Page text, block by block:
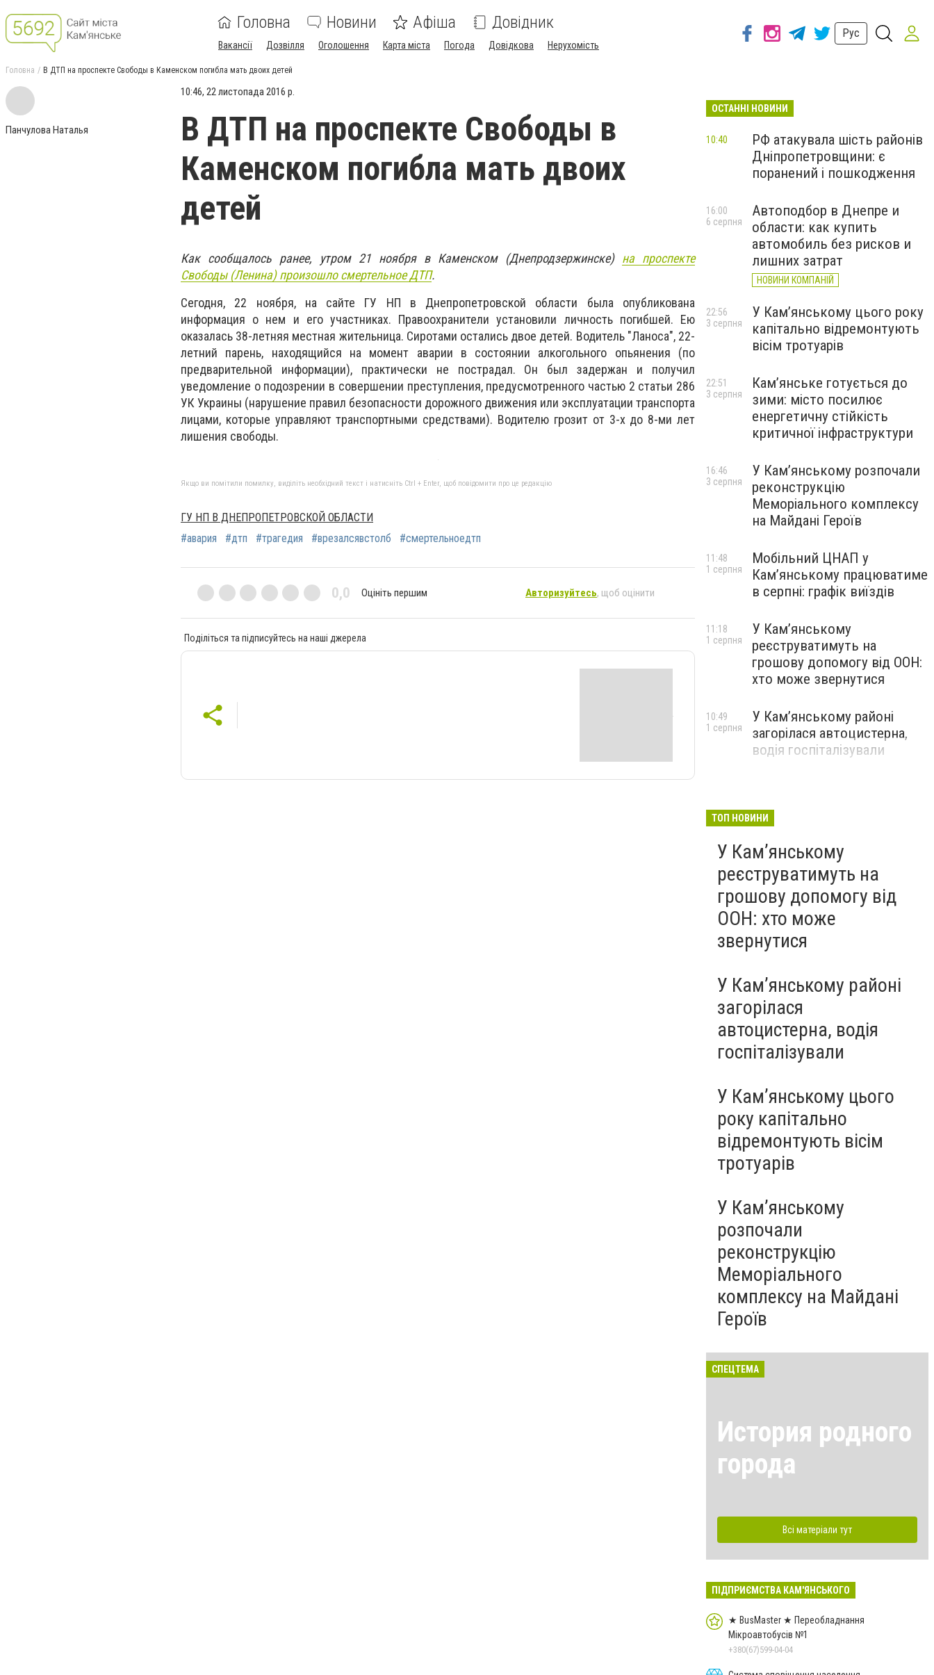
Головна Новини Афіша Довідник
Вакансії Дозвілля Оголошення Карта міста Погода Довідкова Нерухомість
Рус
Головна В ДТП на проспекте Свободы в Каменском погибла мать двоих детей
Панчулова Наталья
10:46, 22 листопада 2016 р.
В ДТП на проспекте Свободы в
Каменском погибла мать двоих
детей
Как сообщалось ранее, утром 21 ноября в Каменском (Днепродзержинске) на проспекте
Свободы (Ленина) произошло смертельное ДТП.
Сегодня, 22 ноября, на сайте ГУ НП в Днепропетровской области была опубликована
информация о нем и его участниках. Правоохранители установили личность погибшей. Ею
оказалась 38-летняя местная жительница. Сиротами остались двое детей. Водитель "Ланоса", 22-
летний парень, находящийся на момент аварии в состоянии алкогольного опьянения (по
предварительной информации), практически не пострадал. Он был задержан и получил
уведомление о подозрении в совершении преступления, предусмотренного частью 2 статьи 286
УК Украины (нарушение правил безопасности дорожного движения или эксплуатации транспорта
лицами, которые управляют транспортными средствами). Водителю грозит от 3-х до 8-ми лет
лишения свободы.
Якщо ви помітили помилку, виділіть необхідний текст і натисніть Ctrl + Enter, щоб повідомити про це редакцію
ГУ НП В ДНЕПРОПЕТРОВСКОЙ ОБЛАСТИ
#авария
#дтп #трагедия #врезалсявстолб #смертельноедтп
0,0 Оцініть першим Авторизуйтесь, щоб оцінити
Поділіться та підписуйтесь на наші джерела
ОСТАННІ НОВИНИ
РФ атакувала шість районів
Дніпропетровщини: є
поранений і пошкодження
10:40
Автоподбор в Днепре и
области: как купить
автомобиль без рисков и
лишних затрат
НОВИНИ КОМПАНІЙ
16:00
6 серпня
У Кам’янському цього року
капітально відремонтують
вісім тротуарів
22:56
3 серпня
Кам’янське готується до
зими: місто посилює
енергетичну стійкість
критичної інфраструктури
22:51
3 серпня
У Кам’янському розпочали
реконструкцію
Меморіального комплексу
на Майдані Героїв
16:46
3 серпня
Мобільний ЦНАП у
Кам’янському працюватиме
в серпні: графік виїздів
11:48
1 серпня
У Кам’янському
реєструватимуть на
грошову допомогу від ООН:
хто може звернутися
11:18
1 серпня
У Кам’янському районі
загорілася автоцистерна,
водія госпіталізували
10:49
1 серпня
ТОП НОВИНИ
У Кам’янському
реєструватимуть на
грошову допомогу від
ООН: хто може
звернутися
У Кам’янському районі
загорілася
автоцистерна, водія
госпіталізували
У Кам’янському цього
року капітально
відремонтують вісім
тротуарів
У Кам’янському
розпочали
реконструкцію
Меморіального
комплексу на Майдані
Героїв
СПЕЦТЕМА
История родного
города
Всі матеріали тут
ПІДПРИЄМСТВА КАМ'ЯНСЬКОГО
★ BusMaster ★ Переобладнання
Мікроавтобусів №1
+380(67)599-04-04